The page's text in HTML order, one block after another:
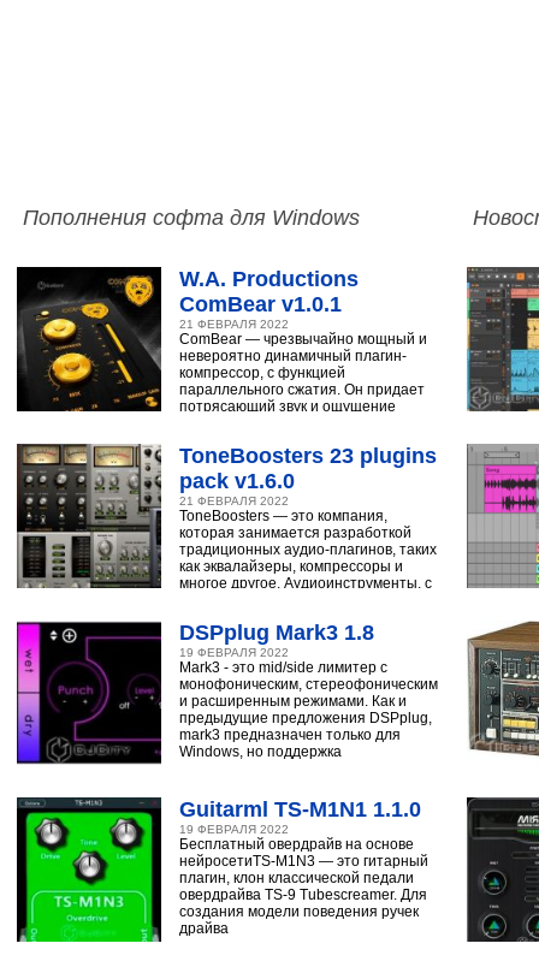
Пополнения софта для Windows
W.A. Productions
ComBear v1.0.1
21 ФЕВРАЛЯ 2022
ComBear — чрезвычайно мощный и
невероятно динамичный плагин-
компрессор, с функцией
параллельного сжатия. Он придает
потрясающий звук и ощущение
ToneBoosters 23 plugins
pack v1.6.0
21 ФЕВРАЛЯ 2022
ToneBoosters — это компания,
которая занимается разработкой
традиционных аудио-плагинов, таких
как эквалайзеры, компрессоры и
многое другое. Аудиоинструменты, с
DSPplug Mark3 1.8
19 ФЕВРАЛЯ 2022
Mark3 - это mid/side лимитер с
монофоническим, стереофоническим
и расширенным режимами. Как и
предыдущие предложения DSPplug,
mark3 предназначен только для
Windows, но поддержка
Guitarml TS-M1N1 1.1.0
19 ФЕВРАЛЯ 2022
Бесплатный овердрайв на основе
нейросетиTS-M1N3 — это гитарный
плагин, клон классической педали
овердрайва TS-9 Tubescreamer. Для
создания модели поведения ручек
драйва